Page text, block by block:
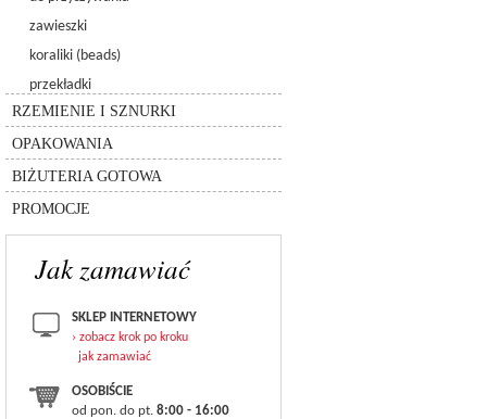
zawieszki
6480 - spike pendant
6049
koraliki (beads)
8558-lighting collection
przekładki
RZEMIENIE I SZNURKI
rzemień
silikon
sznurki
OPAKOWANIA
inne
pudełka
torebki
BIŻUTERIA GOTOWA
łańcuszki
inne
bransolety
zestawy
PROMOCJE
Jak zamawiać
SKLEP INTERNETOWY
› zobacz krok po kroku
jak zamawiać
OSOBIŚCIE
od pon. do pt. 8:00 - 16:00